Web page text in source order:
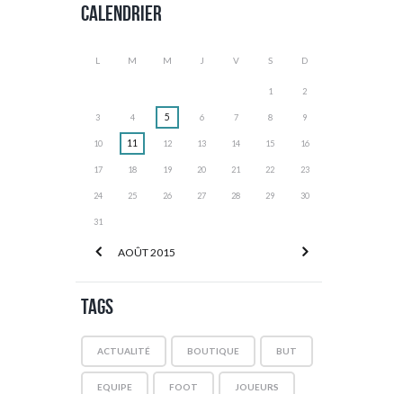
Calendrier
AOÛT2015
L M M J V S D
1 2
3 4 5 6 7 8 9
10 11 12 13 14 15 16
17 18 19 20 21 22 23
24 25 26 27 28 29 30
31
Tags
ACTUALITÉ BOUTIQUE BUT
EQUIPE FOOT JOUEURS